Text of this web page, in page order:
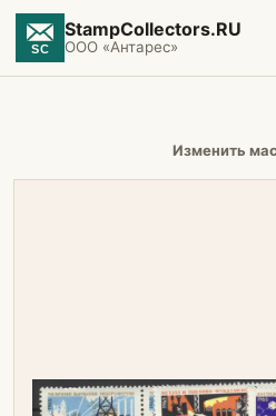
StampCollectors.RU
ООО «Антарес»
Изменить